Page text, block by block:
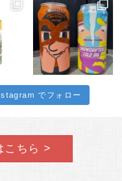
でフォロー
こちら >